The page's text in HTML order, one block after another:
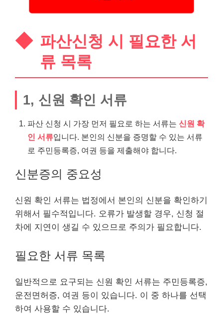
파산신청 시 필요한 서
류 목록
1, 신원 확인 서류
파산 신청 시 가장 먼저 필요로 하는 서류는 신원 확
인 서류입니다. 본인의 신분을 증명할 수 있는 서류
로 주민등록증, 여권 등을 제출해야 합니다.
신분증의 중요성
신원 확인 서류는 법정에서 본인의 신분을 확인하기
위해서 필수적입니다. 오류가 발생할 경우, 신청 절
차에 지연이 생길 수 있으므로 주의가 필요합니다.
필요한 서류 목록
일반적으로 요구되는 신원 확인 서류는 주민등록증,
운전면허증, 여권 등이 있습니다. 이 중 하나를 선택
하여 사용할 수 있습니다.